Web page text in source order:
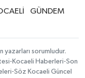
GÜNDEM
yazarları sorumludur.
Kocaeli Haberleri-Son
Söz Kocaeli Güncel